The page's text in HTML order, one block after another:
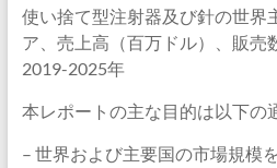
使い捨て型注射器及び針の世界
ア、売上高（百万ドル）、販売
2019-2025年
本レポートの主な目的は以下の
– 世界および主要国の市場規模